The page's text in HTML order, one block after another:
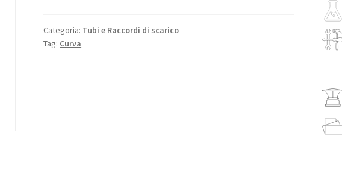
Categoria: Tubi e Raccordi di scarico
Tag: Curva